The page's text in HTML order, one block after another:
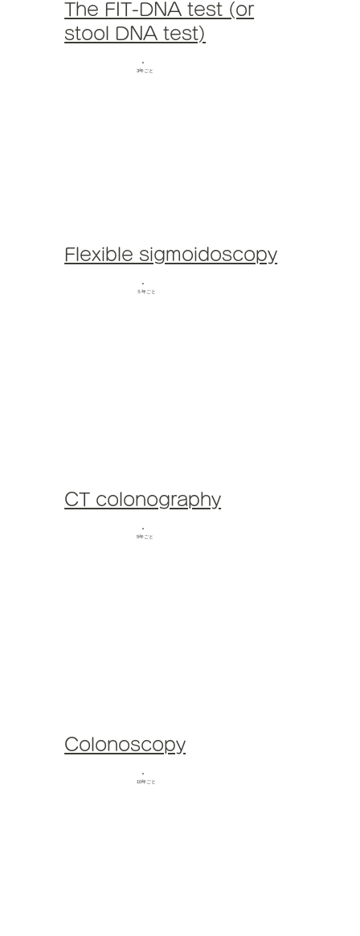
The FIT-DNA test (or
stool DNA test)
​3年ごと​
Flexible sigmoidoscopy
​５年ごと
CT colonography
​5年ごと
Colonoscopy
​10年ごと